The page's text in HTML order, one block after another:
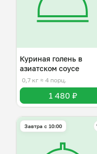
Куриная голень в
азиатском соусе
0,7 кг ≈ 4 порц.
1 480 ₽
Завтра c 10:00